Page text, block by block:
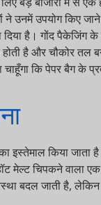
उपयोग किए जाने
है। गोंद पैकेजिंग के
है और चौकोर तल
कि पेपर बैग के
किया जाता
चिपकने वाला एक
जाती है, लेकिन